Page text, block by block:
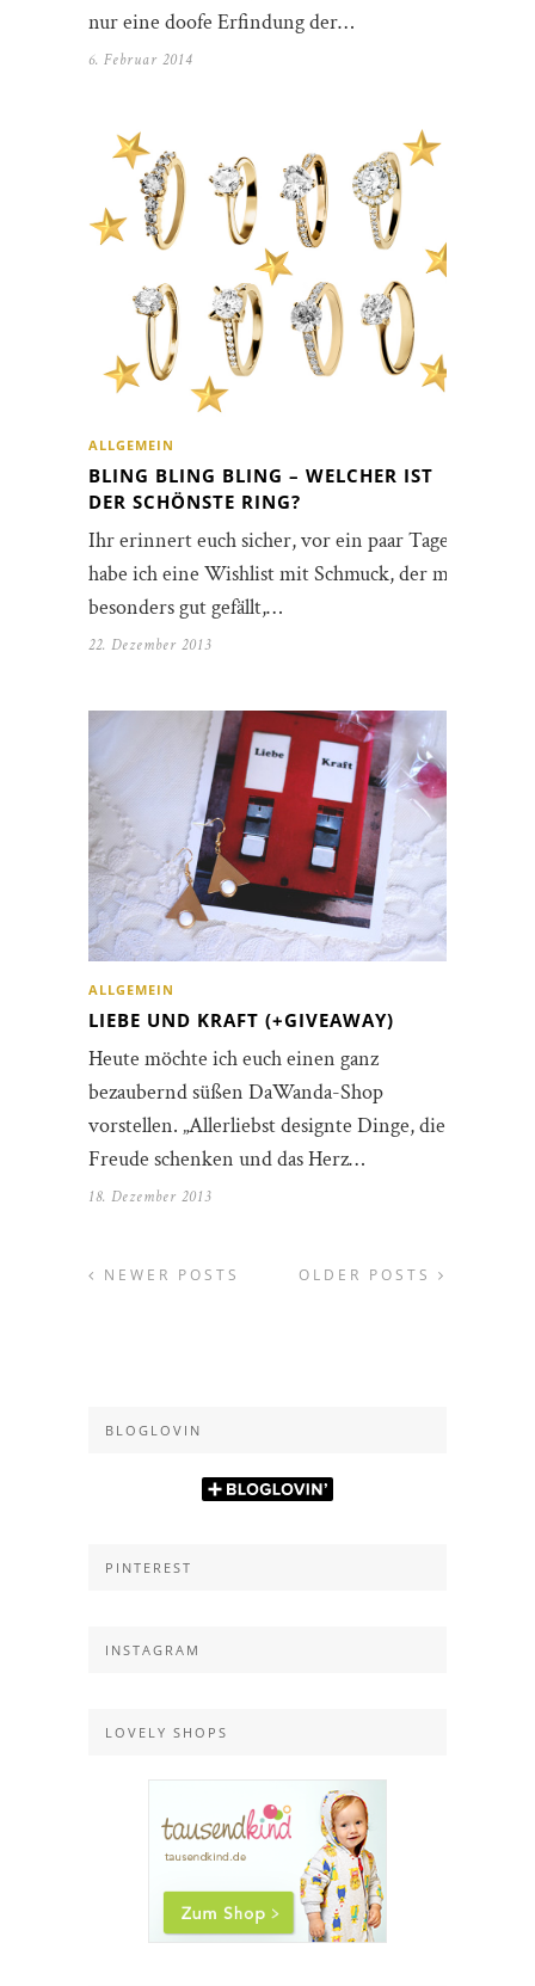
nur eine doofe Erfindung der…
6. Februar 2014
ALLGEMEIN
BLING BLING BLING – WELCHER IST
DER SCHÖNSTE RING?
Ihr erinnert euch sicher, vor ein paar Tagen
habe ich eine Wishlist mit Schmuck, der mir
besonders gut gefällt,…
22. Dezember 2013
ALLGEMEIN
LIEBE UND KRAFT (+GIVEAWAY)
Heute möchte ich euch einen ganz
bezaubernd süßen DaWanda-Shop
vorstellen. „Allerliebst designte Dinge, die
Freude schenken und das Herz…
18. Dezember 2013
OLDER POSTS
NEWER POSTS
BLOGLOVIN
PINTEREST
INSTAGRAM
LOVELY SHOPS